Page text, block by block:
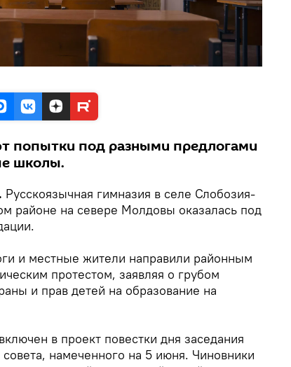
попытки под разными предлогами
школы.
Русскоязычная гимназия в селе Слобозия-
районе на севере Молдовы оказалась под
и местные жители направили районным
протестом, заявляя о грубом
и прав детей на образование на
в проект повестки дня заседания
намеченного на 5 июня. Чиновники